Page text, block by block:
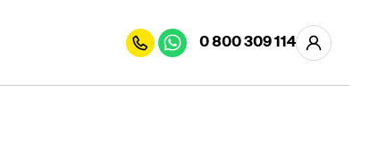
0 800 309 114